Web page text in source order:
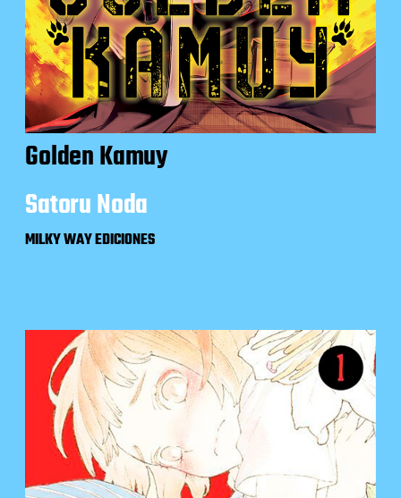
Golden Kamuy
Satoru Noda
MILKY WAY EDICIONES